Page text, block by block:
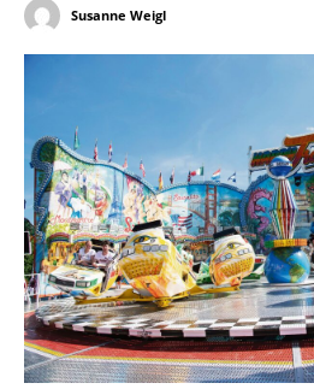
Susanne Weigl